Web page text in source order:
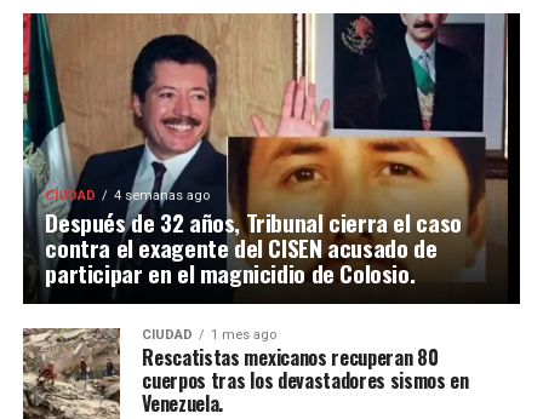
CIUDAD 4 semanas ago
Después de 32 años, Tribunal cierra el caso
contra el exagente del CISEN acusado de
participar en el magnicidio de Colosio.
CIUDAD 1 mes ago
Rescatistas mexicanos recuperan 80
cuerpos tras los devastadores sismos en
Venezuela.